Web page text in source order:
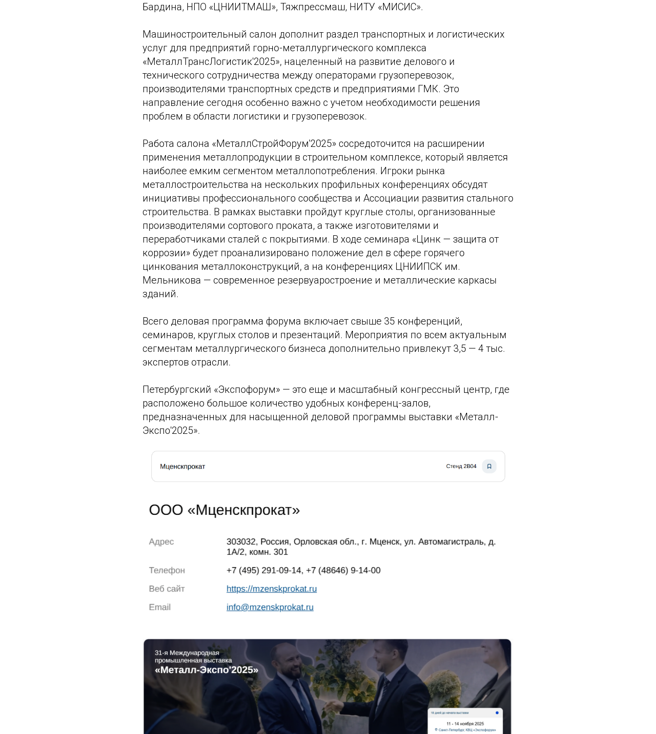
Бардина, НПО «ЦНИИТМАШ», Тяжпрессмаш, НИТУ «МИСИС».
Машиностроительный салон дополнит раздел транспортных и логистических
услуг для предприятий горно-металлургического комплекса
«МеталлТрансЛогистик'2025», нацеленный на развитие делового и
технического сотрудничества между операторами грузоперевозок,
производителями транспортных средств и предприятиями ГМК. Это
направление сегодня особенно важно с учетом необходимости решения
проблем в области логистики и грузоперевозок.
Работа салона «МеталлСтройФорум'2025» сосредоточится на расширении
применения металлопродукции в строительном комплексе, который является
наиболее емким сегментом металлопотребления. Игроки рынка
металлостроительства на нескольких профильных конференциях обсудят
инициативы профессионального сообщества и Ассоциации развития стального
строительства. В рамках выставки пройдут круглые столы, организованные
производителями сортового проката, а также изготовителями и
переработчиками сталей с покрытиями. В ходе семинара «Цинк — защита от
коррозии» будет проанализировано положение дел в сфере горячего
цинкования металлоконструкций, а на конференциях ЦНИИПСК им.
Мельникова — современное резервуаростроение и металлические каркасы
зданий.
Всего деловая программа форума включает свыше 35 конференций,
семинаров, круглых столов и презентаций. Мероприятия по всем актуальным
сегментам металлургического бизнеса дополнительно привлекут 3,5 — 4 тыс.
экспертов отрасли.
Петербургский «Экспофорум» — это еще и масштабный конгрессный центр, где
расположено большое количество удобных конференц-залов,
предназначенных для насыщенной деловой программы выставки «Металл-
Экспо'2025».